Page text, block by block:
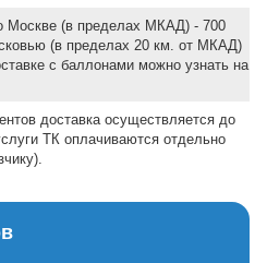
Москве (в пределах МКАД) - 700
(в пределах 20 км. от МКАД)
с баллонами можно узнать на
доставка осуществляется до
ТК оплачиваются отдельно